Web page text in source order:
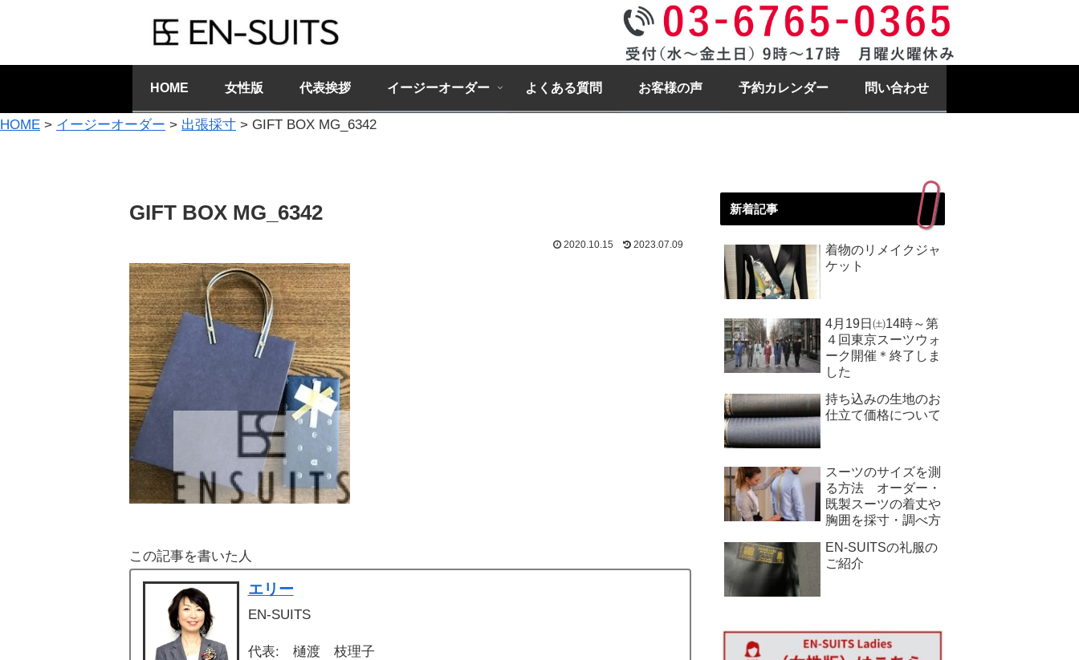
HOME 女性版 代表挨拶 イージーオーダー よくある質問 お客様の声 予約カレンダー 問い合わせ
HOME > イージーオーダー > 出張採寸 > GIFT BOX MG_6342
GIFT BOX MG_6342
2020.10.15 2023.07.09
この記事を書いた人
エリー
EN-SUITS
代表: 樋渡 枝理子
新着記事
着物のリメイクジャ
ケット
4月19日㈯14時～第
４回東京スーツウォ
ーク開催＊終了しま
した
持ち込みの生地のお
仕立て価格について
スーツのサイズを測
る方法 オーダー・
既製スーツの着丈や
胸囲を採寸・調べ方
EN-SUITSの礼服の
ご紹介